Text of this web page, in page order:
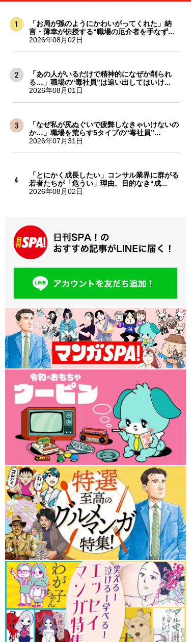
「お局が孫のようにかわいがってくれた」納
言・薄幸が伝授する“職場の厄介者を手なず...
2026年08月02日
「あの人がいるだけで精神的になぜか削られ
る…」職場の“毒社員”は追い出してはいけ...
2026年08月01日
「なぜ私が尻ぬぐいで疲弊しなきゃいけないの
か…」職場を荒らす5タイプの“毒社員”...
2026年07月31日
「とにかく成長したい」コンサル業界に群がる
若者たちが「危うい」理由。目的なき“成...
2026年08月02日